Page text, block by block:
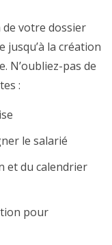
votre dossier
jusqu’à la création
N’oubliez-pas de
:
le salarié
et du calendrier
pour